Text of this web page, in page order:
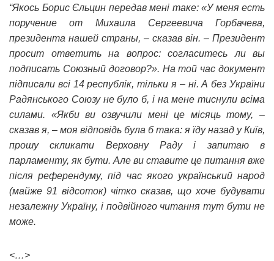
“Якось Борис Єльцин передав мені таке: «У меня есть
поручение от Михаила Сергеевича Горбачева,
президента нашей страны, – сказав він. – Президент
просит ответить на вопрос: согласитесь ли вы
подписать Союзный договор?». На той час документ
підписали всі 14 республік, тільки я – ні. А без України
Радянського Союзу не було б, і на мене тиснули всіма
силами. «Якби ви озвучили мені це місяць тому, –
сказав я, – моя відповідь була б така: я їду назад у Київ,
прошу скликати Верховну Раду і запитаю в
парламенту, як бути. Але ви ставите це питання вже
після референдуму, під час якого український народ
(майже 91 відсоток) чітко сказав, що хоче будувати
незалежну Україну, і подвійного читання тут бути не
може.
<…>